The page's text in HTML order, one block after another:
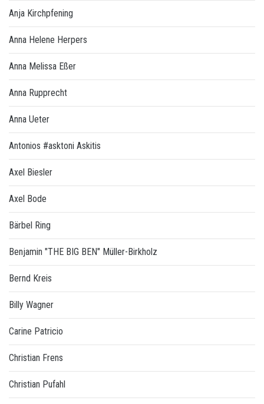
Anja Kirchpfening
Anna Helene Herpers
Anna Melissa Eßer
Anna Rupprecht
Anna Ueter
Antonios #asktoni Askitis
Axel Biesler
Axel Bode
Bärbel Ring
Benjamin "THE BIG BEN" Müller-Birkholz
Bernd Kreis
Billy Wagner
Carine Patricio
Christian Frens
Christian Pufahl